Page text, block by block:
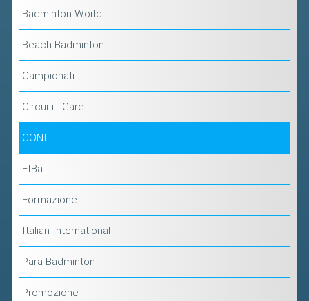
Badminton World
Beach Badminton
Campionati
Circuiti - Gare
CONI
FIBa
Formazione
Italian International
Para Badminton
Promozione